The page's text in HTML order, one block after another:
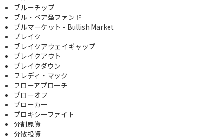
ブルーチップ
ブル・ベア型ファンド
ブルマーケット - Bullish Market
ブレイク
ブレイクアウェイギャップ
ブレイクアウト
ブレイクダウン
フレディ・マック
フローアプローチ
ブローオフ
ブローカー
プロキシーファイト
分割原資
分散投資